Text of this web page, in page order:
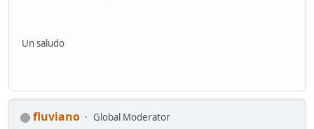
Un saludo
fluviano
Global Moderator